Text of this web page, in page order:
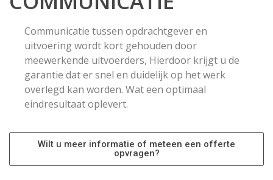
Communicatie tussen opdrachtgever en
uitvoering wordt kort gehouden door
meewerkende uitvoerders, Hierdoor krijgt u de
garantie dat er snel en duidelijk op het werk
overlegd kan worden. Wat een optimaal
eindresultaat oplevert.
Wilt u meer informatie of meteen een offerte
opvragen?